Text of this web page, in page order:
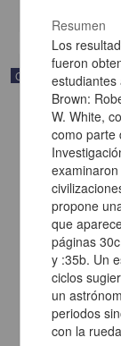
Correspondencia
Carta de
Resumen
Los
fueron
Brown:
W. White,
como parte
propone
que
páginas
y :35b. Un
ciclos
un
periodos
con la